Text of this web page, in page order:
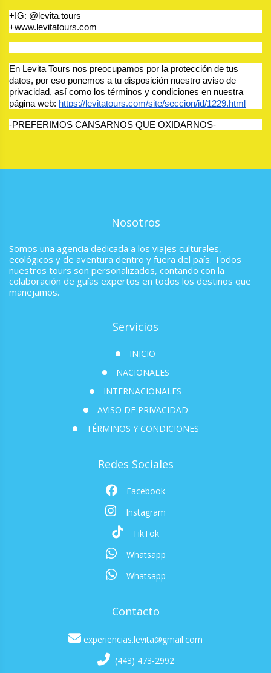
+IG: @levita.tours
+www.levitatours.com
En Levita Tours nos preocupamos por la protección de tus
datos, por eso ponemos a tu disposición nuestro aviso de
privacidad, así como los términos y condiciones en nuestra
página web: https://levitatours.com/site/seccion/id/1229.html
-PREFERIMOS CANSARNOS QUE OXIDARNOS-
Nosotros
Somos una agencia dedicada a los viajes culturales,
ecológicos y de aventura dentro y fuera del país. Todos
nuestros tours son personalizados, contando con la
colaboración de guías expertos en todos los destinos que
manejamos.
Servicios
INICIO
NACIONALES
INTERNACIONALES
AVISO DE PRIVACIDAD
TÉRMINOS Y CONDICIONES
Redes Sociales
Facebook
Instagram
TikTok
Whatsapp
Whatsapp
Contacto
experiencias.levita@gmail.com
(443) 473-2992